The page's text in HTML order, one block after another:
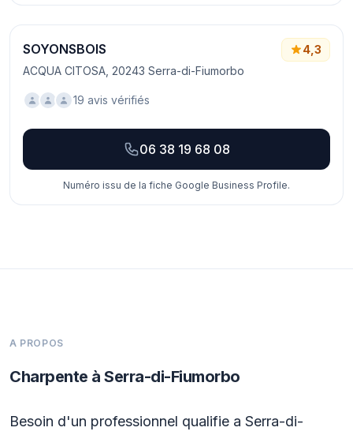
SOYONSBOIS
ACQUA CITOSA, 20243 Serra-di-Fiumorbo
4,3
19 avis vérifiés
06 38 19 68 08
Numéro issu de la fiche Google Business Profile.
A PROPOS
Charpente à Serra-di-Fiumorbo
Besoin d'un professionnel qualifie a Serra-di-